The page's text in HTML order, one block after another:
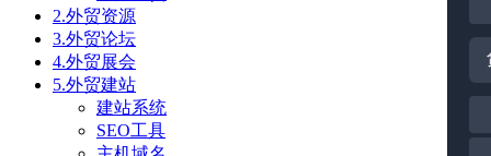
2.外贸资源
3.外贸论坛
4.外贸展会
5.外贸建站
建站系统
SEO工具